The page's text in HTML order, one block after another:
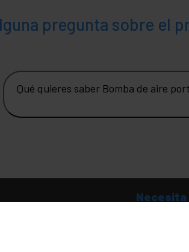
pregunta sobre el
Qué quieres saber Bomba de aire
Necesita